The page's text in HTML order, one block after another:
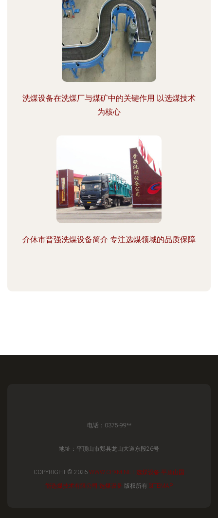
洗煤设备在洗煤厂与煤矿中的关键作用 以选煤技术
为核心
介休市晋强洗煤设备简介 专注选煤领域的品质保障
电话：0375-99**
地址：平顶山市郏县龙山大道东段26号
COPYRIGHT © 2026 WWW.CPXM.NET 选煤设备 平顶山国
能选煤技术有限公司 选煤设备 版权所有 SITEMAP